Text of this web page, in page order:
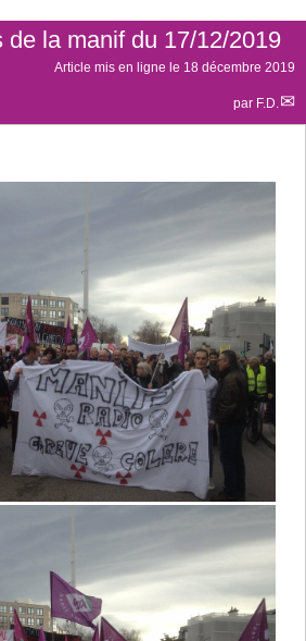
de la manif du 17/12/2019
Article mis en ligne le 18 décembre 2019
par F.D.